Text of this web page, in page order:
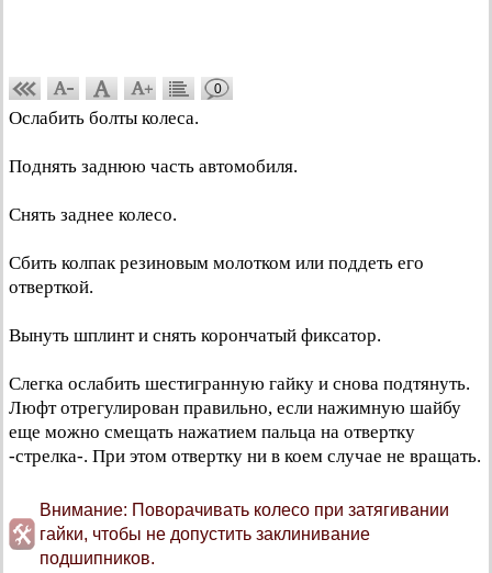
0
Ослабить болты колеса.
Поднять заднюю часть автомобиля.
Снять заднее колесо.
Сбить колпак резиновым молотком или поддеть его
отверткой.
Вынуть шплинт и снять корончатый фиксатор.
Слегка ослабить шестигранную гайку и снова подтянуть.
Люфт отрегулирован правильно, если нажимную шайбу
еще можно смещать нажатием пальца на отвертку
-стрелка-. При этом отвертку ни в коем случае не вращать.
Внимание: Поворачивать колесо при затягивании
гайки, чтобы не допустить заклинивание
подшипников.